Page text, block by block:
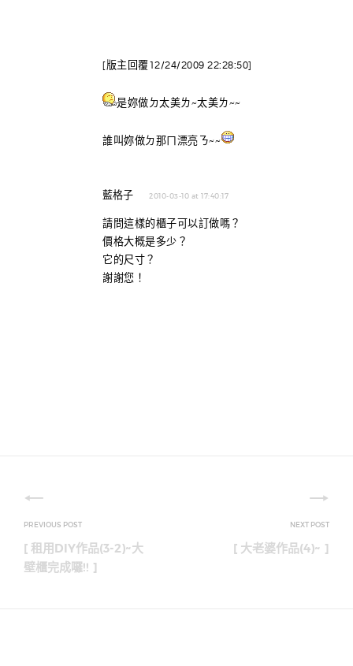
[版主回覆12/24/2009 22:28:50]
是妳做ㄉ太美ㄌ~太美ㄌ~~
誰叫妳做ㄉ那ㄇ漂亮ㄋ~~
藍格子 2010-03-10 at 17:40:17
請問這樣的櫃子可以訂做嗎？
價格大概是多少？
它的尺寸？
謝謝您！
文
章
導
[ 租用DIY作品(3-2)~大
壁櫃完成囉!! ]
[ 大老婆作品(4)~ ]